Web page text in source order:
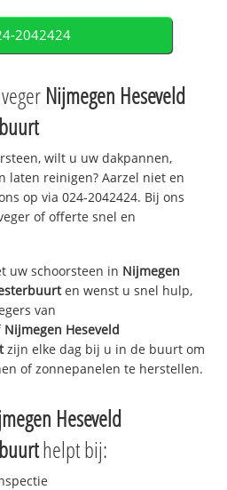
2042424
Nijmegen Heseveld
wilt u uw dakpannen,
laten reinigen? Aarzel niet en
op via 024-2042424. Bij ons
of offerte snel en
uw schoorsteen in Nijmegen
en wenst u snel hulp,
van
Nijmegen Heseveld
zijn elke dag bij u in de buurt om
of zonnepanelen te herstellen.
Heseveld
helpt bij: